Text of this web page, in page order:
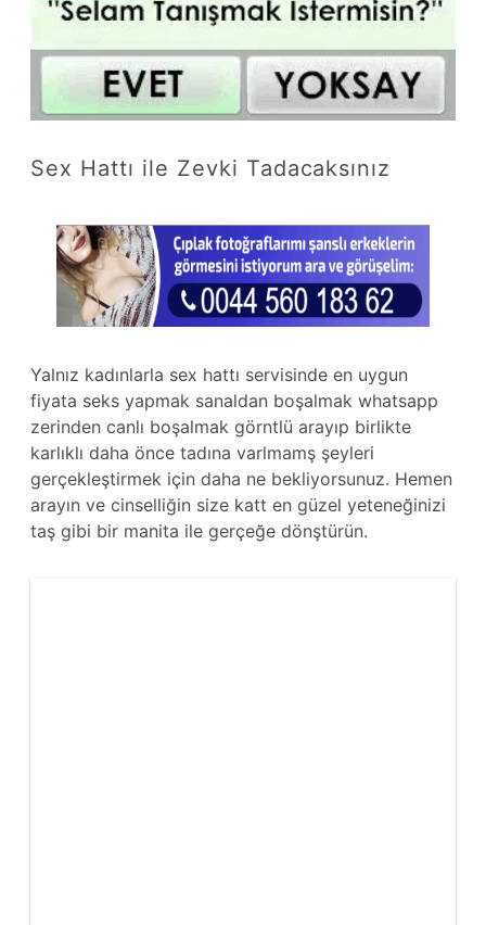
Sex Hattı ile Zevki Tadacaksınız
Yalnız kadınlarla sex hattı servisinde en uygun
fiyata seks yapmak sanaldan boşalmak whatsapp
zerinden canlı boşalmak görntlü arayıp birlikte
karlıklı daha önce tadına varlmamş şeyleri
gerçekleştirmek için daha ne bekliyorsunuz. Hemen
arayın ve cinselliğin size katt en güzel yeteneğinizi
taş gibi bir manita ile gerçeğe dönştürün.